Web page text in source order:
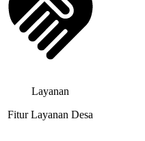
Layanan
Fitur Layanan Desa